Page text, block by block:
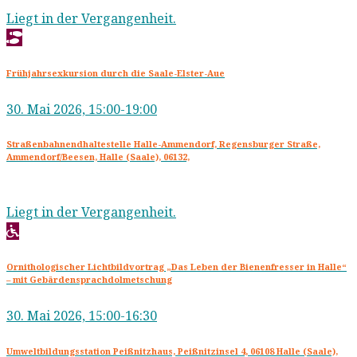
Liegt in der Vergangenheit.
Frühjahrsexkursion durch die Saale-Elster-Aue
30. Mai 2026, 15:00-19:00
Straßenbahnendhaltestelle Halle-Ammendorf, Regensburger Straße,
Ammendorf/Beesen, Halle (Saale), 06132,
Liegt in der Vergangenheit.
Ornithologischer Lichtbildvortrag „Das Leben der Bienenfresser in Halle“
– mit Gebärdensprachdolmetschung
30. Mai 2026, 15:00-16:30
Umweltbildungsstation Peißnitzhaus, Peißnitzinsel 4, 06108 Halle (Saale),